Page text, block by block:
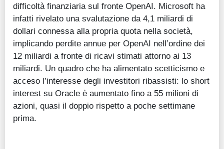
difficoltà finanziaria sul fronte OpenAI. Microsoft ha
infatti rivelato una svalutazione da 4,1 miliardi di
dollari connessa alla propria quota nella società,
implicando perdite annue per OpenAI nell’ordine dei
12 miliardi a fronte di ricavi stimati attorno ai 13
miliardi. Un quadro che ha alimentato scetticismo e
acceso l’interesse degli investitori ribassisti: lo short
interest su Oracle è aumentato fino a 55 milioni di
azioni, quasi il doppio rispetto a poche settimane
prima.